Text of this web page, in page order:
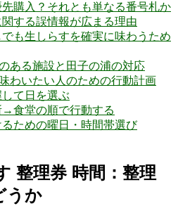
購入？それとも単なる番号札か
関する誤情報が広まる理由
も生しらすを確実に味わうため
ある施設と田子の浦の対応
わいたい人のための行動計画
て日を選ぶ
→食堂の順で行動する
ための曜日・時間帯選び
整理券 時間：整理
うか